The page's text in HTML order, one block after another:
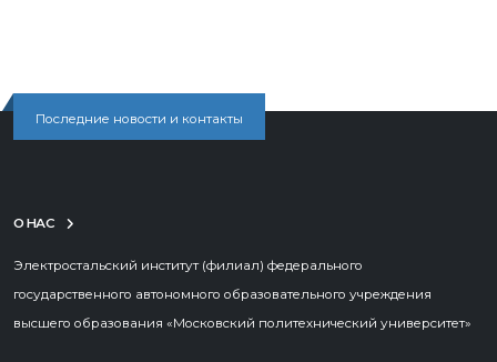
Последние новости и контакты
О НАС
Электростальский институт (филиал) федерального
государственного автономного образовательного учреждения
высшего образования «Московский политехнический университет»